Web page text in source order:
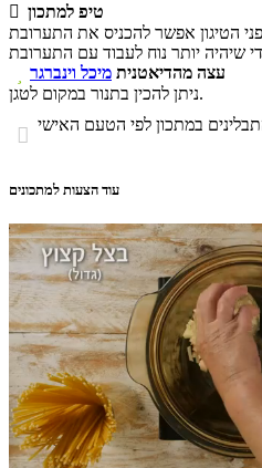
 טיפ למתכון
הטיגון אפשר להכניס את התערובת
עצה מהדיאטנית מיכל וינברגר
ניתן להכין בתנור במקום לטגן.

עוד הצעות למתכונים